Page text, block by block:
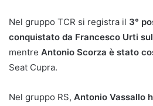
Nel gruppo TCR si registra il 3°
conquistato da Francesco Urti
mentre Antonio Scorza è stato
Seat Cupra.
Nel gruppo RS, Antonio Vassallo